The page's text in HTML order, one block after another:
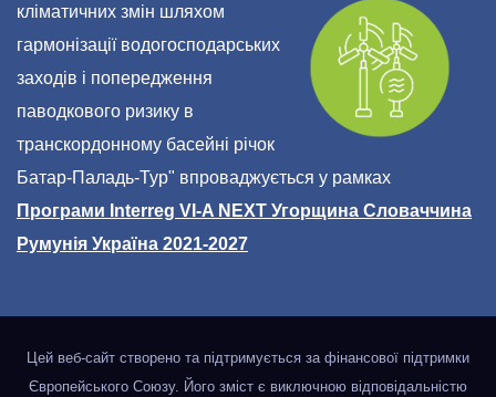
кліматичних змін шляхом
гармонізації водогосподарських
заходів і попередження
паводкового ризику в
транскордонному басейні річок
Батар-Паладь-Тур" впроваджується у рамках
Програми Interreg VI-A NEXT Угорщина Словаччина
Румунія Україна 2021-2027
Цей веб-сайт створено та підтримується за фінансової підтримки
Європейського Союзу. Його зміст є виключною відповідальністю